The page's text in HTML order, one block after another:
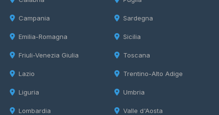
Campania
Emilia-Romagna
Friuli-Venezia Giulia
Lazio
Liguria
Lombardia
Sardegna
Sicilia
Toscana
Trentino-Alto Adige
Umbria
Valle d'Aosta